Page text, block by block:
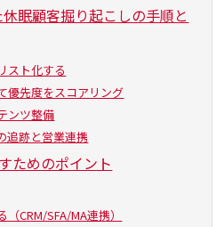
眠顧客掘り起こしの手順と
スト化する
優先度をスコアリング
ンツ整備
追跡と営業連携
ためのポイント
CRM/SFA/MA連携）